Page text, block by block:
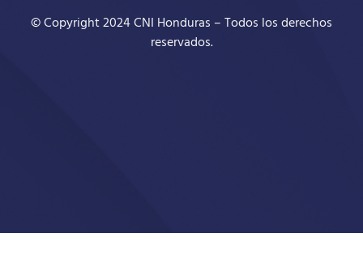
© Copyright 2024 CNI Honduras – Todos los derechos
reservados.